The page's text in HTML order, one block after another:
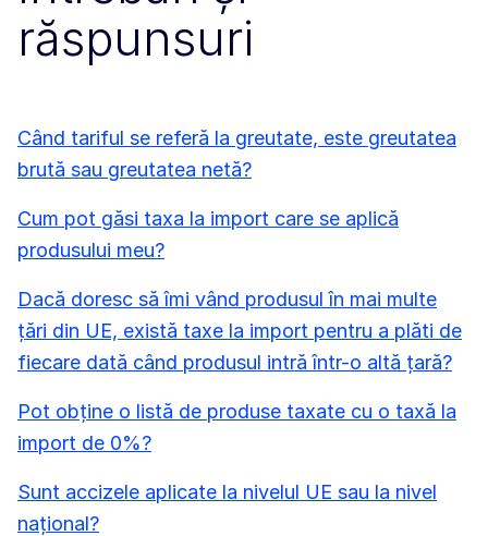
răspunsuri
Când tariful se referă la greutate, este greutatea
brută sau greutatea netă?
Cum pot găsi taxa la import care se aplică
produsului meu?
Dacă doresc să îmi vând produsul în mai multe
țări din UE, există taxe la import pentru a plăti de
fiecare dată când produsul intră într-o altă țară?
Pot obține o listă de produse taxate cu o taxă la
import de 0%?
Sunt accizele aplicate la nivelul UE sau la nivel
național?